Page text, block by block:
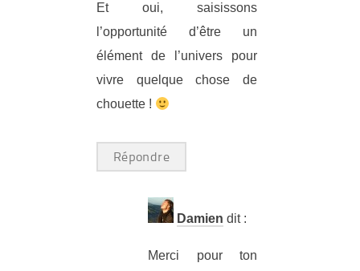
Et oui, saisissons
l’opportunité d’être un
élément de l’univers pour
vivre quelque chose de
chouette !
Répondre
Damien dit :
Merci pour ton